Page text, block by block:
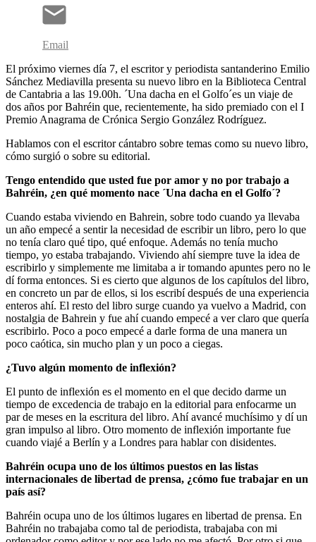
Email
El próximo viernes día 7, el escritor y periodista santanderino Emilio
Sánchez Mediavilla presenta su nuevo libro en la Biblioteca Central
de Cantabria a las 19.00h. ´Una dacha en el Golfo´es un viaje de
dos años por Bahréin que, recientemente, ha sido premiado con el I
Premio Anagrama de Crónica Sergio González Rodríguez.
Hablamos con el escritor cántabro sobre temas como su nuevo libro,
cómo surgió o sobre su editorial.
Tengo entendido que usted fue por amor y no por trabajo a
Bahréin, ¿en qué momento nace ´Una dacha en el Golfo´?
Cuando estaba viviendo en Bahrein, sobre todo cuando ya llevaba
un año empecé a sentir la necesidad de escribir un libro, pero lo que
no tenía claro qué tipo, qué enfoque. Además no tenía mucho
tiempo, yo estaba trabajando. Viviendo ahí siempre tuve la idea de
escribirlo y simplemente me limitaba a ir tomando apuntes pero no le
dí forma entonces. Si es cierto que algunos de los capítulos del libro,
en concreto un par de ellos, si los escribí después de una experiencia
enteros ahí. El resto del libro surge cuando ya vuelvo a Madrid, con
nostalgia de Bahrein y fue ahí cuando empecé a ver claro que quería
escribirlo. Poco a poco empecé a darle forma de una manera un
poco caótica, sin mucho plan y un poco a ciegas.
¿Tuvo algún momento de inflexión?
El punto de inflexión es el momento en el que decido darme un
tiempo de excedencia de trabajo en la editorial para enfocarme un
par de meses en la escritura del libro. Ahí avancé muchísimo y dí un
gran impulso al libro. Otro momento de inflexión importante fue
cuando viajé a Berlín y a Londres para hablar con disidentes.
Bahréin ocupa uno de los últimos puestos en las listas
internacionales de libertad de prensa, ¿cómo fue trabajar en un
país así?
Bahréin ocupa uno de los últimos lugares en libertad de prensa. En
Bahréin no trabajaba como tal de periodista, trabajaba con mi